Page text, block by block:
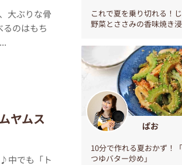
大ぶりな骨
のはもち
ヤムス
中でも「ト
これで夏を乗り切れる！
野菜とささみの香味焼き浸
ぱお
10分で作れる夏おかず！
つゆバター炒め」